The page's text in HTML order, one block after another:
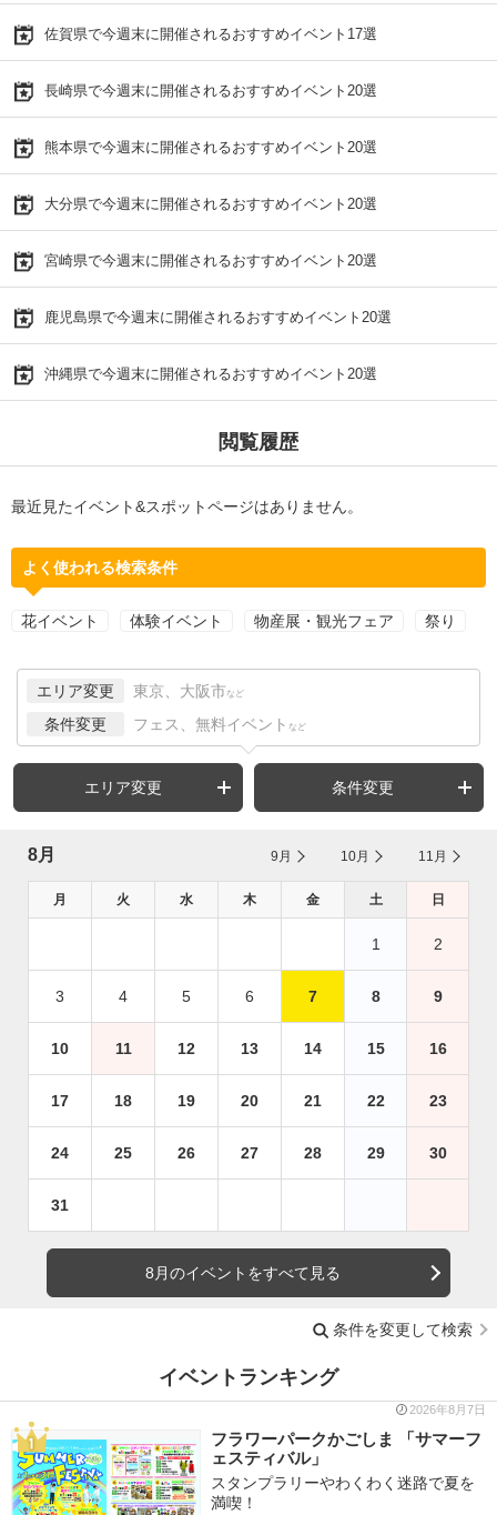
佐賀県で今週末に開催されるおすすめイベント17選
長崎県で今週末に開催されるおすすめイベント20選
熊本県で今週末に開催されるおすすめイベント20選
大分県で今週末に開催されるおすすめイベント20選
宮崎県で今週末に開催されるおすすめイベント20選
鹿児島県で今週末に開催されるおすすめイベント20選
沖縄県で今週末に開催されるおすすめイベント20選
閲覧履歴
最近見たイベント&スポットページはありません。
よく使われる検索条件
花イベント 体験イベント 物産展・観光フェア 祭り
エリア変更 東京、大阪市 など
条件変更 フェス、無料イベント など
エリア変更 条件変更
8月 9月 10月 11月
月 火 水 木 金 土 日
1 2
3 4 5 6 7 8 9
10 11 12 13 14 15 16
17 18 19 20 21 22 23
24 25 26 27 28 29 30
31
8月のイベントをすべて見る
条件を変更して検索
イベントランキング
2026年8月7日
フラワーパークかごしま 「サマーフ
ェスティバル」
スタンプラリーやわくわく迷路で夏を
満喫！